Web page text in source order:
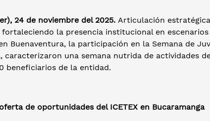
24 de noviembre del 2025. Articulación
la presencia institucional en escenarios
Buenaventura, la participación en la Semana de
caracterizaron una semana nutrida de actividades
beneficiarios de la entidad.
de oportunidades del ICETEX en Bucaramanga